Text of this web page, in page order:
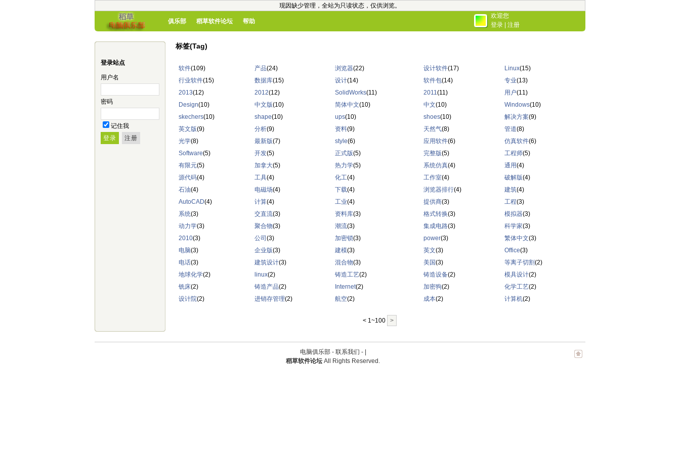
现因缺少管理，全站为只读状态，仅供浏览。
俱乐部 稻草软件论坛 帮助
欢迎您
登录
注册
登录站点
用户名
密码
记住我
标签(Tag)
软件(109) 产品(24) 浏览器(22) 设计软件(17) Linux(15)
行业软件(15) 数据库(15) 设计(14) 软件包(14) 专业(13)
2013(12) 2012(12) SolidWorks(11) 2011(11) 用户(11)
Design(10) 中文版(10) 简体中文(10) 中文(10) Windows(10)
skechers(10) shape(10) ups(10) shoes(10) 解决方案(9)
英文版(9) 分析(9) 资料(9) 天然气(8) 管道(8)
光学(8) 最新版(7) style(6) 应用软件(6) 仿真软件(6)
Software(5) 开发(5) 正式版(5) 完整版(5) 工程师(5)
有限元(5) 加拿大(5) 热力学(5) 系统仿真(4) 通用(4)
源代码(4) 工具(4) 化工(4) 工作室(4) 破解版(4)
石油(4) 电磁场(4) 下载(4) 浏览器排行(4) 建筑(4)
AutoCAD(4) 计算(4) 工业(4) 提供商(3) 工程(3)
系统(3) 交直流(3) 资料库(3) 格式转换(3) 模拟器(3)
动力学(3) 聚合物(3) 潮流(3) 集成电路(3) 科学家(3)
2010(3) 公司 (3) 加密锁(3) power(3) 繁体中文(3)
电脑(3) 企业版(3) 建模(3) 英文(3) Office(3)
电话(3) 建筑设计(3) 混合物(3) 美国(3) 等离子切割(2)
地球化学(2) linux(2) 铸造工艺(2) 铸造设备(2) 模具设计(2)
铣床(2) 铸造产品(2) Internet(2) 加密狗(2) 化学工艺(2)
设计院(2) 进销存管理(2) 航空(2) 成本(2) 计算机(2)
< 1~100 >
电脑俱乐部 - 联系我们 -
稻草软件论坛 All Rights Reserved.